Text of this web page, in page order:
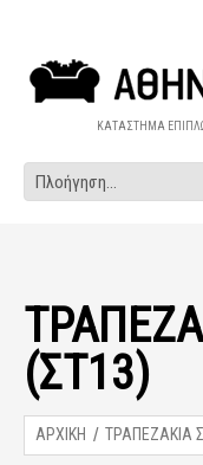
ΚΑΤΑΣΤΗΜΑ
(ΣΤ13)
ΑΡΧΙΚΗ ΤΡΑΠΕΖΑΚΙΑ